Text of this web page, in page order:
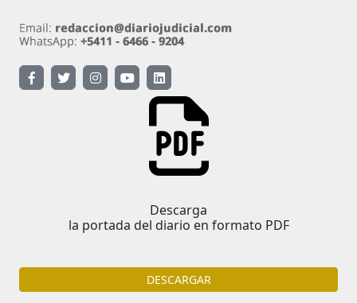
Descarga
la portada del diario en formato PDF
DESCARGAR